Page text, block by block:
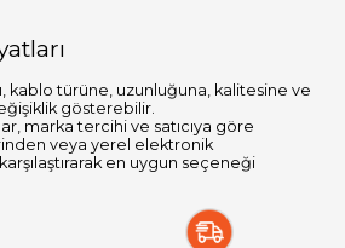
kablo türüne, uzunluğuna, kalitesine ve
gösterebilir.
marka tercihi ve satıcıya göre
veya yerel elektronik
en uygun seçeneği